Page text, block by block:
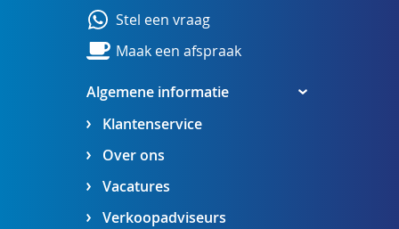
Algemene informatie
Klantenservice
Over ons
Vacatures
Verkoopadviseurs
Stel een vraag
Maak een afspraak